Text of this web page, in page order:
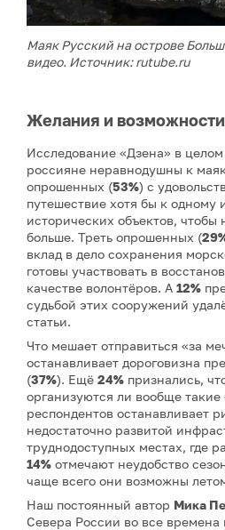
Маяк Русский на острове
видео. Источник: rutube.ru
Желания и возможности
Исследование «Дзена» в целом
россияне неравнодушны к
опрошенных (53%) с
путешествие хотя бы к одному
исторических объектов, чтобы
больше. Треть опрошенных (
вклад в дело сохранения
готовы участвовать в
качестве волонтёров. А 12%
судьбой этих сооружений
статьи.
Что мешает отправиться «за
останавливает дороговизна
(37%). Ещё 24% признались,
организуются ли вообще
респондентов останавливает
недостаточно развитой
труднодоступных местах, где
14% отмечают неудобство
чаще всего они возможны
Наш постоянный автор Мика
Севера России во все времена